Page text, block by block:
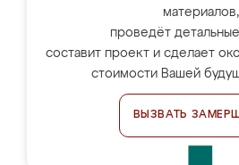
материалов,
проведёт
составит проект и сделает
стоимости Вашей
ВЫЗВАТЬ